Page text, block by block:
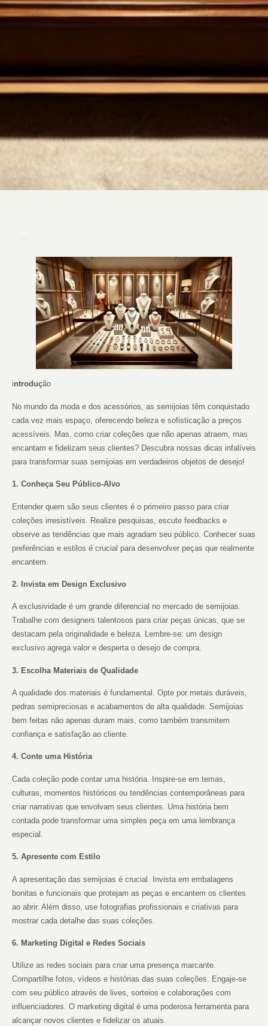
introdução
No mundo da moda e dos acessórios, as semijoias têm conquistado
cada vez mais espaço, oferecendo beleza e sofisticação a preços
acessíveis. Mas, como criar coleções que não apenas atraem, mas
encantam e fidelizam seus clientes? Descubra nossas dicas infalíveis
para transformar suas semijoias em verdadeiros objetos de desejo!
1. Conheça Seu Público-Alvo
Entender quem são seus clientes é o primeiro passo para criar
coleções irresistíveis. Realize pesquisas, escute feedbacks e
observe as tendências que mais agradam seu público. Conhecer suas
preferências e estilos é crucial para desenvolver peças que realmente
encantem.
2. Invista em Design Exclusivo
A exclusividade é um grande diferencial no mercado de semijoias.
Trabalhe com designers talentosos para criar peças únicas, que se
destacam pela originalidade e beleza. Lembre-se: um design
exclusivo agrega valor e desperta o desejo de compra.
3. Escolha Materiais de Qualidade
A qualidade dos materiais é fundamental. Opte por metais duráveis,
pedras semipreciosas e acabamentos de alta qualidade. Semijoias
bem feitas não apenas duram mais, como também transmitem
confiança e satisfação ao cliente.
4. Conte uma História
Cada coleção pode contar uma história. Inspire-se em temas,
culturas, momentos históricos ou tendências contemporâneas para
criar narrativas que envolvam seus clientes. Uma história bem
contada pode transformar uma simples peça em uma lembrança
especial.
5. Apresente com Estilo
A apresentação das semijoias é crucial. Invista em embalagens
bonitas e funcionais que protejam as peças e encantem os clientes
ao abrir. Além disso, use fotografias profissionais e criativas para
mostrar cada detalhe das suas coleções.
6. Marketing Digital e Redes Sociais
Utilize as redes sociais para criar uma presença marcante.
Compartilhe fotos, vídeos e histórias das suas coleções. Engaje-se
com seu público através de lives, sorteios e colaborações com
influenciadores. O marketing digital é uma poderosa ferramenta para
alcançar novos clientes e fidelizar os atuais.